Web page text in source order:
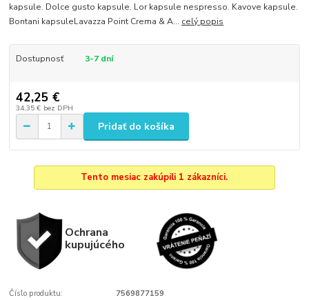
kapsule. Dolce gusto kapsule. Lor kapsule nespresso. Kavove kapsule.
Bontani kapsuleLavazza Point Crema & A... celý popis
Dostupnosť 3-7 dní
42,25 €
34,35 € bez DPH
Pridať do košíka
Tento mesiac zakúpili 1 zákazníci.
Ochrana
kupujúcého
Číslo produktu: 7569877159